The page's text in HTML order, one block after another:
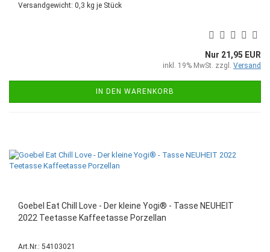
Versandgewicht: 0,3 kg je Stück
Nur 21,95 EUR
inkl. 19% MwSt. zzgl. Versand
IN DEN WARENKORB
Goebel Eat Chill Love - Der kleine Yogi® - Tasse NEUHEIT
2022 Teetasse Kaffeetasse Porzellan
Art.Nr.: 54103021